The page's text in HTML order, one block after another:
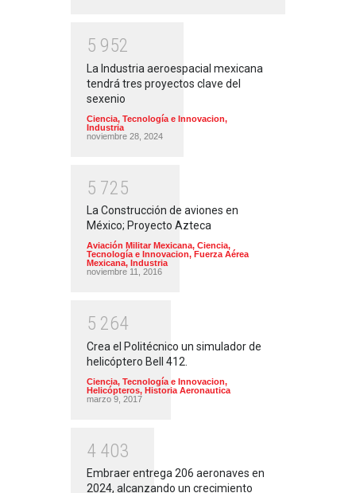
5 952
La Industria aeroespacial mexicana
tendrá tres proyectos clave del
sexenio
Ciencia, Tecnología e Innovacion,
Industria
noviembre 28, 2024
5 725
La Construcción de aviones en
México; Proyecto Azteca
Aviación Militar Mexicana, Ciencia,
Tecnología e Innovacion, Fuerza Aérea
Mexicana, Industria
noviembre 11, 2016
5 264
Crea el Politécnico un simulador de
helicóptero Bell 412.
Ciencia, Tecnología e Innovacion,
Helicópteros, Historia Aeronautica
marzo 9, 2017
4 403
Embraer entrega 206 aeronaves en
2024, alcanzando un crecimiento